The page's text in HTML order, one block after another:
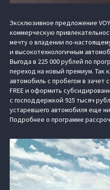
Эксклюзивное предложение
коммерческую
мечту о владении по-
и высокотехнологичным
Выгода в 225 000 рублей по
переход на новый премиум. Так
автомобиль с пробегом в зачет
FREE и оформить
с господдержкой 925 тысяч
устаревшего автомобиля еще
Подробнее о программе